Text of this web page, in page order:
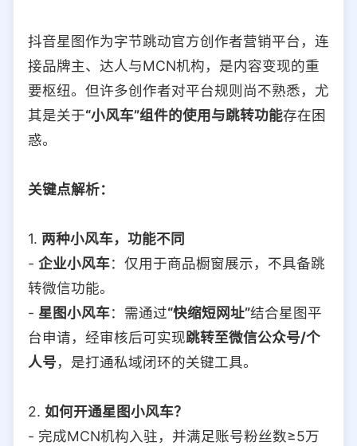
抖音星图作为字节跳动官方创作者营销平台，连
接品牌主、达人与MCN机构，是内容变现的重
要枢纽。但许多创作者对平台规则尚不熟悉，尤
其是关于“小风车”组件的使用与跳转功能存在困
惑。
关键点解析：
1. 两种小风车，功能不同
- 企业小风车：仅用于商品橱窗展示，不具备跳
转微信功能。
- 星图小风车：需通过“快缩短网址”结合星图平
台申请，经审核后可实现跳转至微信公众号/个
人号，是打通私域闭环的关键工具。
2. 如何开通星图小风车？
- 完成MCN机构入驻，并满足账号粉丝数≥5万